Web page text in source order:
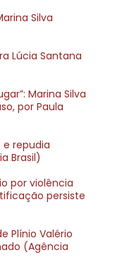
Silva
Lúcia Santana
Marina Silva
por Paula
e repudia
Brasil)
por violência
persiste
Plínio Valério
(Agência